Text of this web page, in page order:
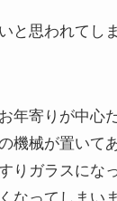
と思われてし
年寄りが中
機械が置い
りガラスにな